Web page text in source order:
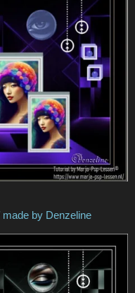
by Julie
Denzeline